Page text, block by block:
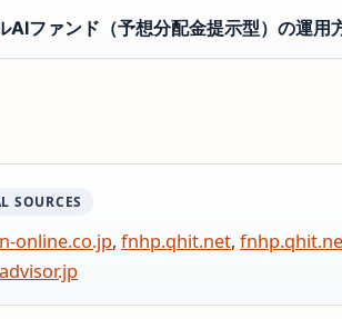
AIファンド（予想分配金提示型）の運用
SOURCES
online.co.jp, fnhp.qhit.net,